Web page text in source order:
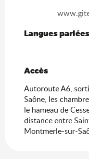
Langues parlées
Langues parlées
Accès
Accès
Autoroute A6,
Saône, les
le hameau de
distance entre
Montmerle-sur-